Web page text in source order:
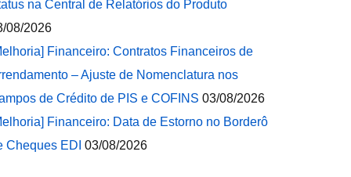
na Central de Relatórios do Produto
08/2026
Financeiro: Contratos Financeiros de
– Ajuste de Nomenclatura nos
de Crédito de PIS e COFINS 03/08/2026
Financeiro: Data de Estorno no Borderô
Cheques EDI 03/08/2026